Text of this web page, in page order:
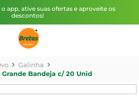
o app, ative suas ofertas e aproveite os
descontos!
Galinha
Bandeja c/ 20 Unid